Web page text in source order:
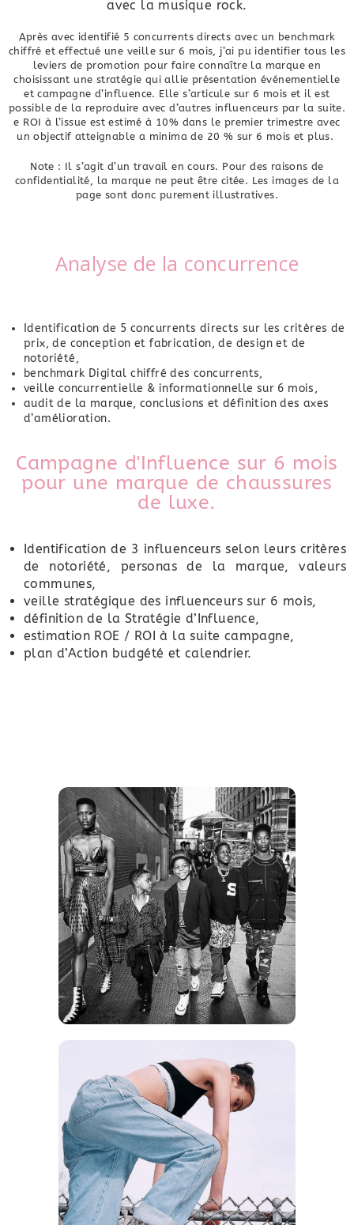
avec la musique rock.
Après avec identifié 5 concurrents directs avec un benchmark
chiffré et effectué une veille sur 6 mois, j’ai pu identifier tous les
leviers de promotion pour faire connaître la marque en
choisissant une stratégie qui allie présentation événementielle
et campagne d’influence. Elle s’articule sur 6 mois et il est
possible de la reproduire avec d’autres influenceurs par la suite.
e ROI à l’issue est estimé à 10% dans le premier trimestre avec
un objectif atteignable a minima de 20 % sur 6 mois et plus.
Note : Il s’agit d’un travail en cours. Pour des raisons de
confidentialité, la marque ne peut être citée. Les images de la
page sont donc purement illustratives.
Analyse de la concurrence
Identification de 5 concurrents directs sur les critères de
prix, de conception et fabrication, de design et de
notoriété,
benchmark Digital chiffré des concurrents,
veille concurrentielle & informationnelle sur 6 mois,
audit de la marque, conclusions et définition des axes
d’amélioration.
Campagne d'Influence sur 6 mois
pour une marque de chaussures
de luxe.
Identification de 3 influenceurs selon leurs critères
de notoriété, personas de la marque, valeurs
communes,
veille stratégique des influenceurs sur 6 mois,
définition de la Stratégie d’Influence,
estimation ROE / ROI à la suite campagne,
plan d’Action budgété et calendrier.